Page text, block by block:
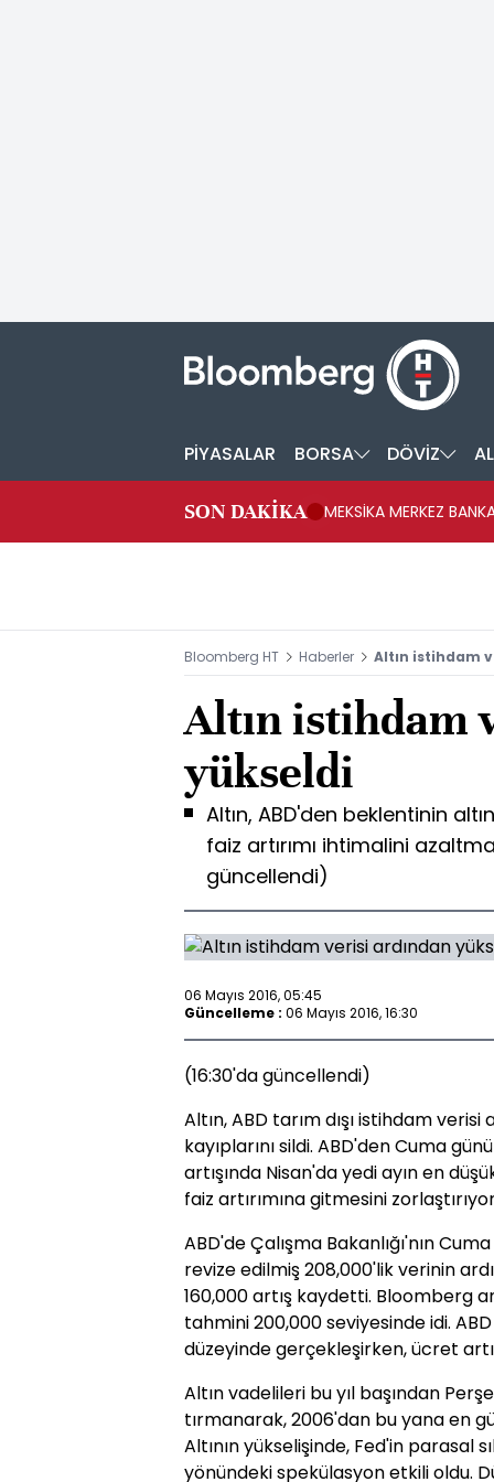
PİYASALAR BORSA DÖVİZ
SON DAKİKA MEKSİKA MERKEZ
Bloomberg HT Haberler Altın istihdam
Altın istihdam
yükseldi
Altın, ABD'den beklentinin
faiz artırımı ihtimalini
güncellendi)
06 Mayıs 2016, 05:45
Güncelleme : 06 Mayıs 2016, 16:30
(16:30'da güncellendi)
Altın, ABD tarım dışı istihdam
kayıplarını sildi. ABD'den Cuma
artışında Nisan'da yedi ayın en
faiz artırımına gitmesini
ABD'de Çalışma Bakanlığı'nın
revize edilmiş 208,000'lik verinin
160,000 artış kaydetti. Bloomberg
tahmini 200,000 seviyesinde idi.
düzeyinde gerçekleşirken, ücret
Altın vadelileri bu yıl başından
tırmanarak, 2006'dan bu yana en
Altının yükselişinde, Fed'in parasal
yönündeki spekülasyon etkili oldu.